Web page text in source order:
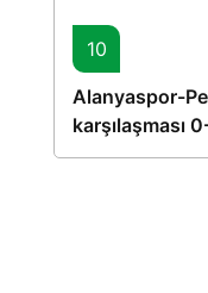
10
Alanyaspor-
karşılaşması